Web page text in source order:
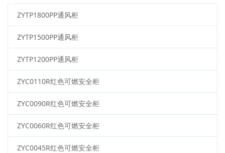
ZYTP1800PP通风柜
ZYTP1500PP通风柜
ZYTP1200PP通风柜
ZYC0110R红色可燃安全柜
ZYC0090R红色可燃安全柜
ZYC0060R红色可燃安全柜
ZYC0045R红色可燃安全柜